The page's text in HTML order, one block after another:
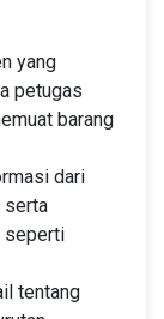
yang
petugas
barang
dari
serta
seperti
tentang